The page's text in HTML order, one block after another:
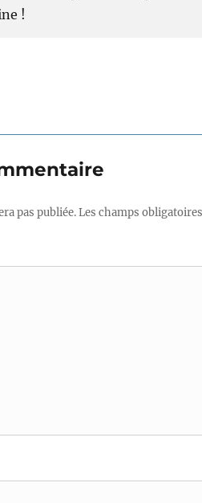
!
pas publiée.Les champs